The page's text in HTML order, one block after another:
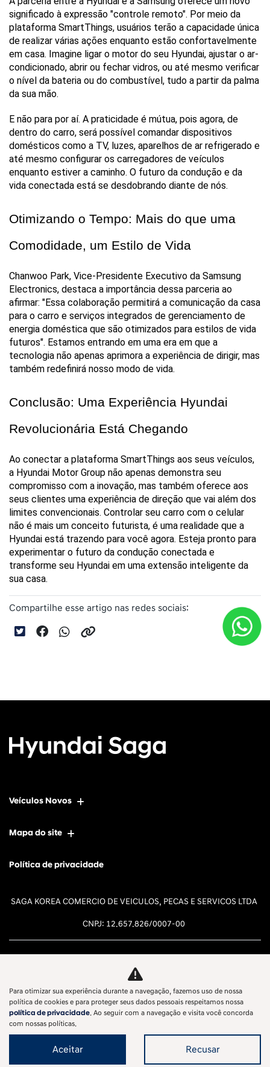
significado à expressão "controle remoto". Por meio da
plataforma SmartThings, usuários terão a capacidade única
de realizar várias ações enquanto estão confortavelmente
em casa. Imagine ligar o motor do seu Hyundai, ajustar o ar-
condicionado, abrir ou fechar vidros, ou até mesmo verificar
o nível da bateria ou do combustível, tudo a partir da palma
da sua mão.
E não para por aí. A praticidade é mútua, pois agora, de
dentro do carro, será possível comandar dispositivos
domésticos como a TV, luzes, aparelhos de ar refrigerado e
até mesmo configurar os carregadores de veículos
enquanto estiver a caminho. O futuro da condução e da
vida conectada está se desdobrando diante de nós.
Otimizando o Tempo: Mais do que uma
Comodidade, um Estilo de Vida
Chanwoo Park, Vice-Presidente Executivo da Samsung
Electronics, destaca a importância dessa parceria ao
afirmar: "Essa colaboração permitirá a comunicação da casa
para o carro e serviços integrados de gerenciamento de
energia doméstica que são otimizados para estilos de vida
futuros". Estamos entrando em uma era em que a
tecnologia não apenas aprimora a experiência de dirigir, mas
também redefinirá nosso modo de vida.
Conclusão: Uma Experiência Hyundai
Revolucionária Está Chegando
Ao conectar a plataforma SmartThings aos seus veículos,
a Hyundai Motor Group não apenas demonstra seu
compromisso com a inovação, mas também oferece aos
seus clientes uma experiência de direção que vai além dos
limites convencionais. Controlar seu carro com o celular
não é mais um conceito futurista, é uma realidade que a
Hyundai está trazendo para você agora. Esteja pronto para
experimentar o futuro da condução conectada e
transforme seu Hyundai em uma extensão inteligente da
sua casa.
Compartilhe esse artigo nas redes sociais:
Veículos Novos
Mapa do site
Política de privacidade
SAGA KOREA COMERCIO DE VEICULOS, PECAS E SERVICOS LTDA
CNPJ: 12.657.826/0007-00
Desacelere. Seu bem maior é a
vida.
Para otimizar sua experiência durante a navegação, fazemos uso de nossa
política de cookies e para proteger seus dados pessoais respeitamos nossa
política de privacidade. Ao seguir com a navegação e visita você concorda
com nossas políticas.
Aceitar Recusar